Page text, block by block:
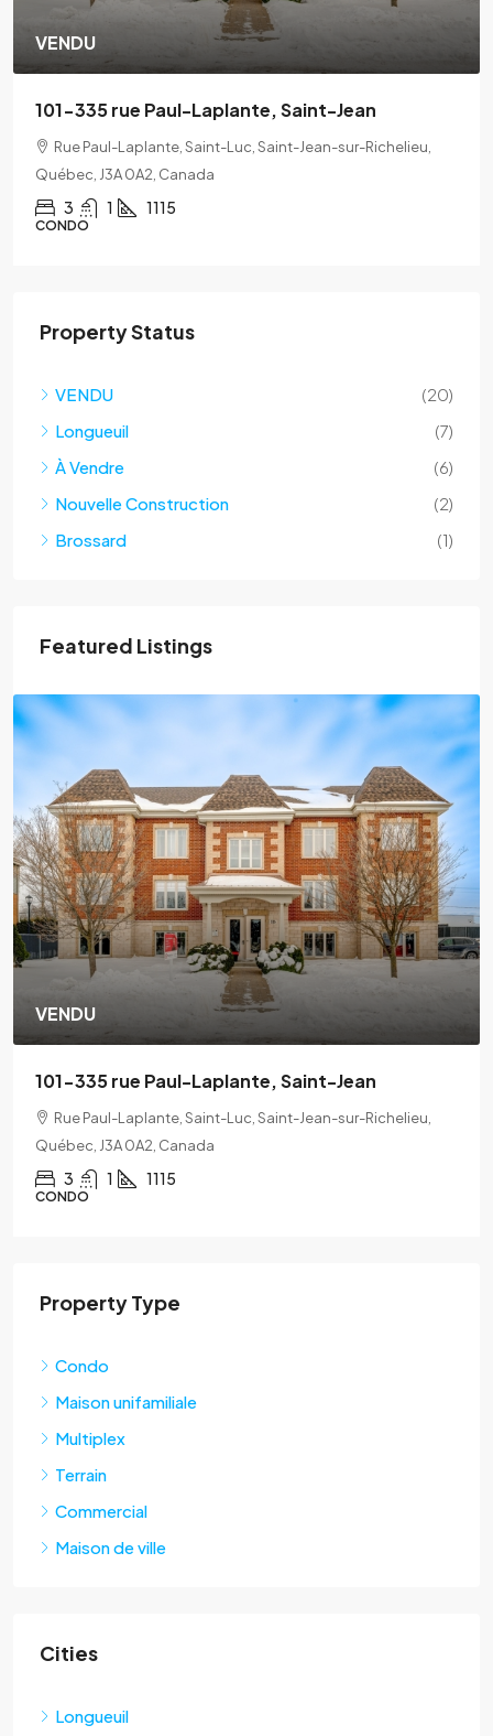
VENDU
101-335 rue Paul-Laplante, Saint-Jean
Rue Paul-Laplante, Saint-Luc, Saint-Jean-sur-Richelieu,
Québec, J3A 0A2, Canada
3 1 1115
CONDO
Property Status
VENDU
(20)
Longueuil
(7)
À Vendre
(6)
Nouvelle Construction
(2)
Brossard
(1)
Featured Listings
VENDU
101-335 rue Paul-Laplante, Saint-Jean
Rue Paul-Laplante, Saint-Luc, Saint-Jean-sur-Richelieu,
Québec, J3A 0A2, Canada
3 1 1115
CONDO
Property Type
Condo
Maison unifamiliale
Multiplex
Terrain
Commercial
Maison de ville
Cities
Longueuil